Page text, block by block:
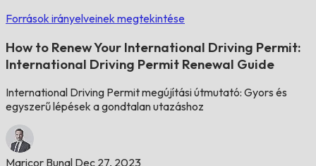
Források irányelveinek megtekintése
How to Renew Your International Driving Permit:
International Driving Permit Renewal Guide
International Driving Permit megújítási útmutató: Gyors és
egyszerű lépések a gondtalan utazáshoz
Maricor Bunal Dec 27, 2023